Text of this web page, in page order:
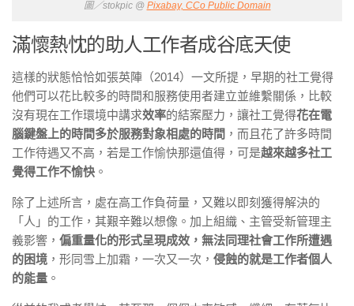
圖／stokpic @ Pixabay, CCo Public Domain
滿懷熱忱的助人工作者成谷底天使
這樣的狀態恰恰如張英陣（2014）一文所提，早期的社工覺得
他們可以花比較多的時間和服務使用者建立並維繫關係，比較
沒有現在工作環境中講求效率的結案壓力，讓社工覺得花在電
腦鍵盤上的時間多於服務對象相處的時間 ，而且花了許多時間
工作待遇又不高，若是工作愉快那還值得，可是越來越多社工
覺得工作不愉快 。
除了上述所言，處在高工作負荷量，又難以即刻獲得解決的
「人」的工作，其艱辛難以想像。加上組織、主管受新管理主
義影響， 偏重量化的形式呈現成效，無法同理社會工作所遭遇
的困境 ，形同雪上加霜，一次又一次， 侵蝕的就是工作者個人
的能量 。